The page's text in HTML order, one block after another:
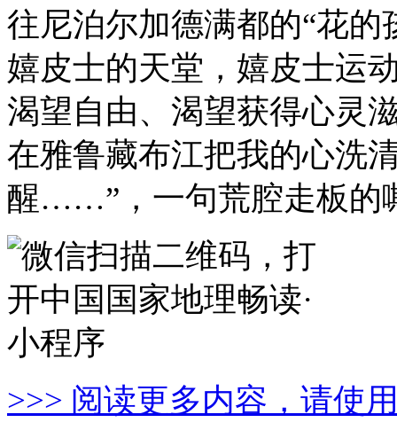
往尼泊尔加德满都的“花
嬉皮士的天堂，嬉皮士运
渴望自由、渴望获得心灵
在雅鲁藏布江把我的心洗
醒……”，一句荒腔走板的
>>> 阅读更多内容，请使